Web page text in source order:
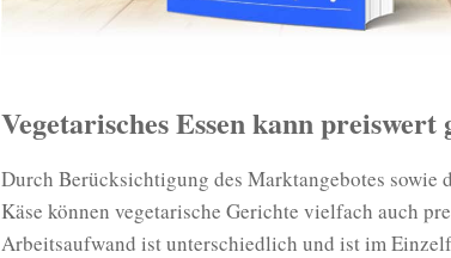
Vegetarisches Essen kann preiswert
Durch Berücksichtigung des Marktangebotes sowie
Käse können vegetarische Gerichte vielfach auch
Arbeitsaufwand ist unterschiedlich und ist im